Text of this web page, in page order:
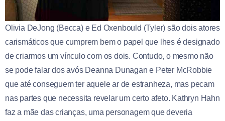
Olivia DeJong (Becca) e Ed Oxenbould (Tyler) são dois atores
carismáticos que cumprem bem o papel que lhes é designado
de criarmos um vínculo com os dois. Contudo, o mesmo não
se pode falar dos avós Deanna Dunagan e Peter McRobbie
que até conseguem ter aquele ar de estranheza, mas pecam
nas partes que necessita revelar um certo afeto. Kathryn Hahn
faz a mãe das crianças, uma personagem que deveria